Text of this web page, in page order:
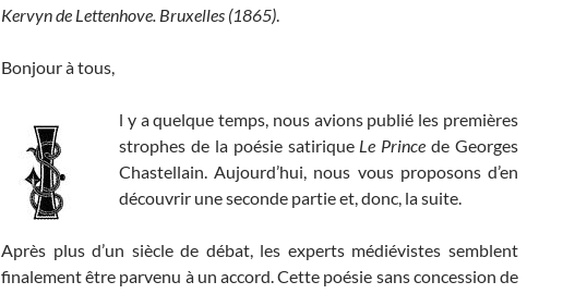
Kervyn de Lettenhove. Bruxelles (1865).
Bonjour à tous,
l y a quelque temps, nous avions publié les premières
strophes de la poésie satirique Le Prince de Georges
Chastellain. Aujourd’hui, nous vous proposons d’en
découvrir une seconde partie et, donc, la suite.
Après plus d’un siècle de débat, les experts médiévistes semblent
finalement être parvenu à un accord. Cette poésie sans concession de